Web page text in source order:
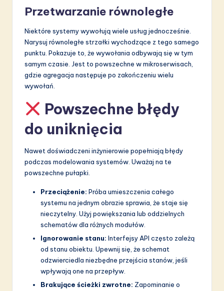
Przetwarzanie równoległe
Niektóre systemy wywołują wiele usług jednocześnie.
Narysuj równoległe strzałki wychodzące z tego samego
punktu. Pokazuje to, że wywołania odbywają się w tym
samym czasie. Jest to powszechne w mikroserwisach,
gdzie agregacja następuje po zakończeniu wielu
wywołań.
Powszechne błędy
do uniknięcia
Nawet doświadczeni inżynierowie popełniają błędy
podczas modelowania systemów. Uważaj na te
powszechne pułapki.
Przeciążenie: Próba umieszczenia całego
systemu na jednym obrazie sprawia, że staje się
nieczytelny. Użyj powiększania lub oddzielnych
schematów dla różnych modułów.
Ignorowanie stanu: Interfejsy API często zależą
od stanu obiektu. Upewnij się, że schemat
odzwierciedla niezbędne przejścia stanów, jeśli
wpływają one na przepływ.
Brakujące ścieżki zwrotne: Zapominanie o